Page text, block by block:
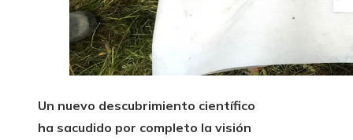
Un nuevo descubrimiento científico
ha sacudido por completo la visión